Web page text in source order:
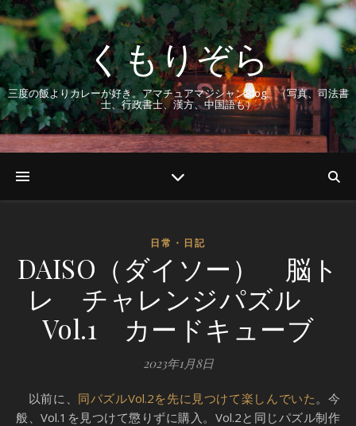
くもりぞら
三度の飯よりカレーが好き。アマチュアマジシャンBlog。（写真、司法書
士、行政書士、漢方、中国語も）
日常・日記
DAISO（ダイソー） 脳ト
レ チャレンジパズル
Vol.1 カードキューブ
2023年1月8日
以前に、 同パズルVol.2を先に見つけて楽しんでいた。今
般、Vol.1を見つけて懲りずに購入。Vol.2と同じパズル制作